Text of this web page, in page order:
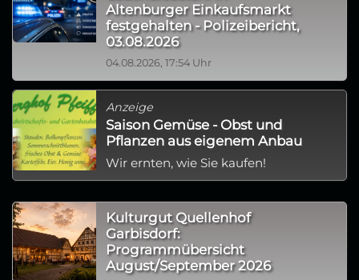
Altenburger Einkaufsmarkt
festgehalten - Polizeibericht,
03.08.2026
04.08.2026, 17:54 Uhr
Anzeige
Saison Gemüse - Obst und
Pflanzen aus eigenem Anbau
Wir ernten, wie Sie kaufen!
Kulturgut Quellenhof
Garbisdorf:
Programmübersicht
August/September 2026